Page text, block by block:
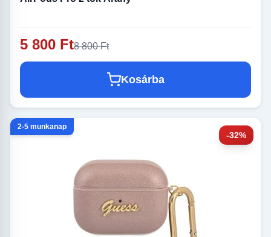
5 800 Ft8 800 Ft
Kosárba
-32%
2-5 munkanap